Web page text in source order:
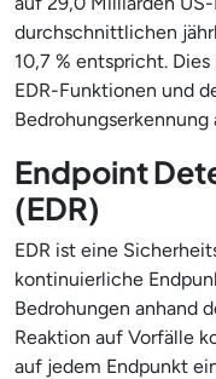
durchschnittlichen
10,7 % entspricht.
EDR-Funktionen und
Endpoint
(EDR)
EDR ist eine
kontinuierliche
Bedrohungen anhand
Reaktion auf Vorfälle
auf jedem Endpunkt